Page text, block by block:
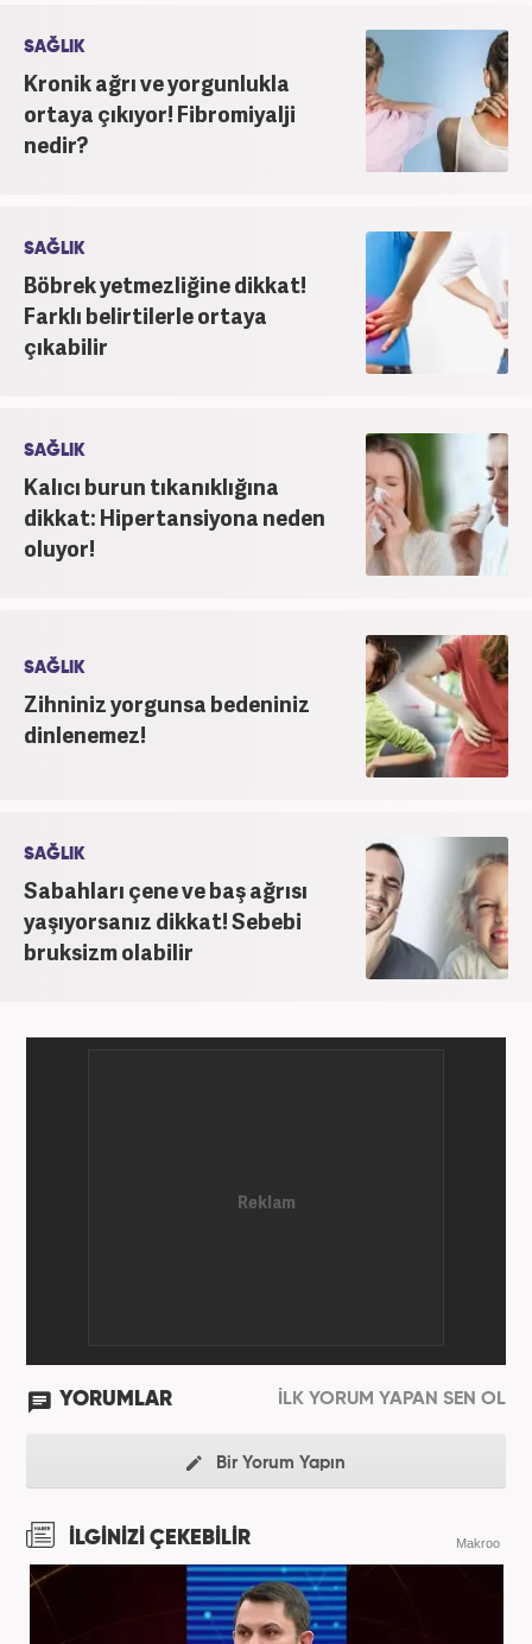
SAĞLIK
Kronik ağrı ve yorgunlukla
ortaya çıkıyor! Fibromiyalji
nedir?
SAĞLIK
Böbrek yetmezliğine dikkat!
Farklı belirtilerle ortaya
çıkabilir
SAĞLIK
Kalıcı burun tıkanıklığına
dikkat: Hipertansiyona neden
oluyor!
SAĞLIK
Zihniniz yorgunsa bedeniniz
dinlenemez!
SAĞLIK
Sabahları çene ve baş ağrısı
yaşıyorsanız dikkat! Sebebi
bruksizm olabilir
YORUMLAR İLK YORUM YAPAN SEN OL
Bir Yorum Yapın
İLGİNİZİ ÇEKEBİLİR Makroo